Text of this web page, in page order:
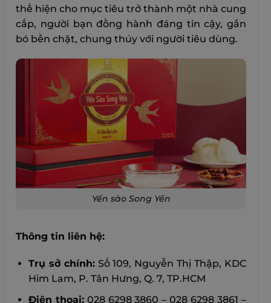
thể hiện cho mục tiêu trở thành một nhà cung
cấp, người bạn đồng hành đáng tin cậy, gắn
bó bền chặt, chung thủy với người tiêu dùng.
Yến sào Song Yến
Thông tin liên hệ:
Trụ sở chính:Số 109, Nguyễn Thị Thập, KDC
Him Lam, P. Tân Hưng, Q. 7, TP.HCM
Điện thoại:028 6298 3860 – 028 6298 3861 –